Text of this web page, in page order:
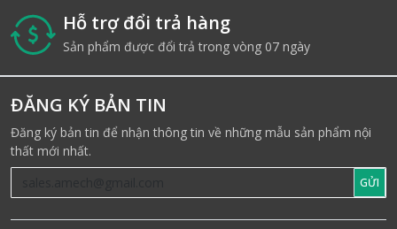
Hỗ trợ đổi trả hàng
Sản phẩm được đổi trả trong vòng 07 ngày
ĐĂNG KÝ BẢN TIN
Đăng ký bản tin để nhận thông tin về những mẫu sản phẩm nội
thất mới nhất.
GỬI